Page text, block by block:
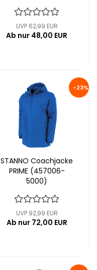
UVP 62,99 EUR
Ab nur 48,00 EUR
-23%
STANNO Coachjacke
PRIME (457006-
5000)
UVP 92,99 EUR
Ab nur 72,00 EUR